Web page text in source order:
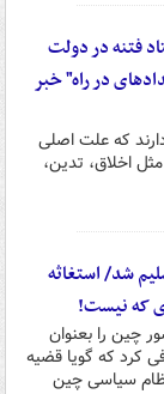
فتنه در دولت
در راه" خبر
که علت اصلی
اخلاق، تدین،
از 60 سال تسلیم شد/ استغاثه
که نیست!
چین را بعنوان
کرد که گویا قضیه
سیاسی چین